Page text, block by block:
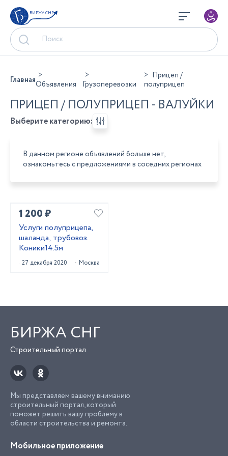
БИРЖА СНГ
ГлавнаяОбъявления Грузоперевозки
Прицеп /
полуприцеп
ПРИЦЕП / ПОЛУПРИЦЕП - ВАЛУЙКИ
Выберите категорию:
В данном регионе объявлений больше нет,
ознакомьтесь с предложениями в соседних регионах
1 200 ₽
Услуги полуприцепа,
шаланда, трубовоз.
Коники14.5м
27 декабря 2020 Москва
БИРЖА СНГ
Строительный портал
Мы представляем вашему вниманию
строительный портал, который
поможет решить вашу проблему в
области строительства и ремонта.
Мобильное приложение